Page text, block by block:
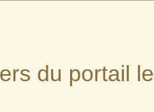
du portail